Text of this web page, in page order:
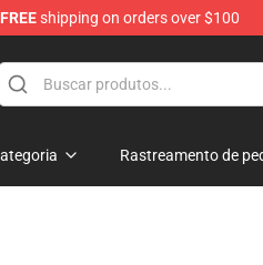
FREEshipping on orders over $100
Rastreamento de